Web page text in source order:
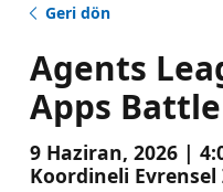
Geri dön
Agents
Apps Battle
9 Haziran, 2026 |
Koordineli Evrensel